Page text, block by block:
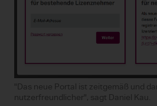
"Das neue Portal ist zeitgemäß und
nutzerfreundlicher", sagt Daniel Kau.